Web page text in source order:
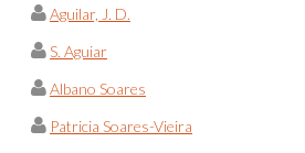
Aguilar, J. D.
S. Aguiar
Albano Soares
Patricia Soares-Vieira